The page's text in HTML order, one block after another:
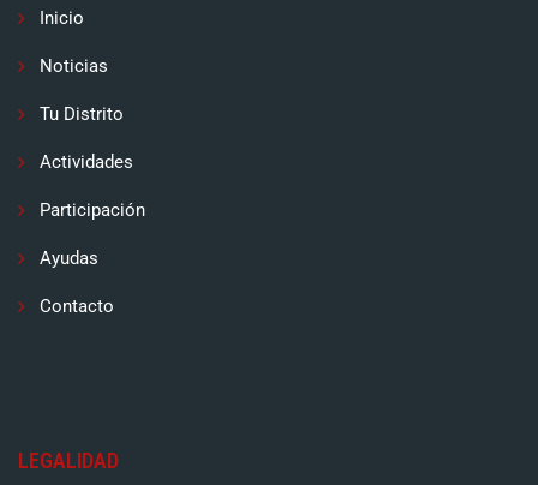
Inicio
Noticias
Tu Distrito
Actividades
Participación
Ayudas
Contacto
LEGALIDAD